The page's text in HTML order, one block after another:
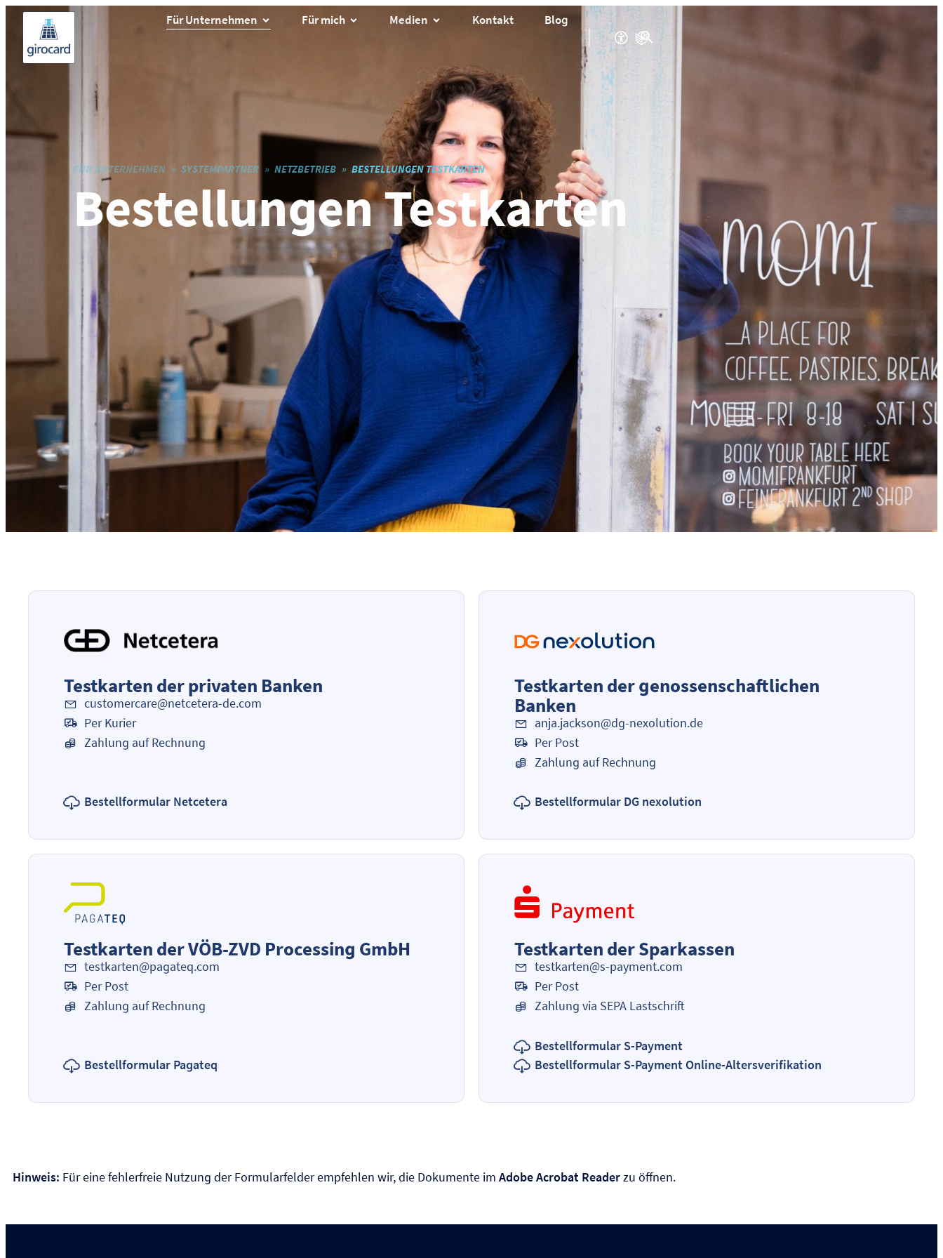
Für Unternehmen Für mich Medien Kontakt Blog
FÜR UNTERNEHMEN SYSTEMPARTNER NETZBETRIEB BESTELLUNGEN TESTKARTEN
Bestellungen Testkarten
Testkarten der privaten Banken
customercare@netcetera-de.com
Per Kurier
Zahlung auf Rechnung
Bestellformular Netcetera
Testkarten der genossenschaftlichen
Banken
anja.jackson@dg-nexolution.de
Per Post
Zahlung auf Rechnung
Bestellformular DG nexolution
Testkarten der VÖB-ZVD Processing GmbH
testkarten@pagateq.com
Per Post
Zahlung auf Rechnung
Bestellformular Pagateq
Testkarten der Sparkassen
testkarten@s-payment.com
Per Post
Zahlung via SEPA Lastschrift
Bestellformular S-Payment
Bestellformular S-Payment Online-Altersverifikation
Hinweis: Für eine fehlerfreie Nutzung der Formularfelder empfehlen wir, die Dokumente im Adobe Acrobat Readerzu öffnen.